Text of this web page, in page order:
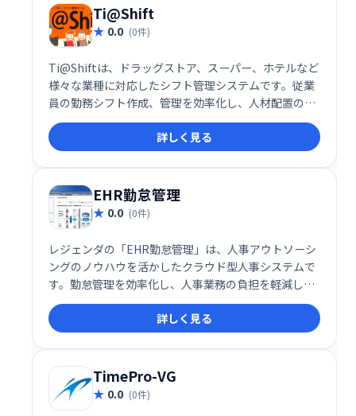
Ti@Shift
0.0 (0件)
Ti@Shiftは、ドラッグストア、スーパー、ホテルなど
様々な業種に対応したシフト管理システムです。従業
員の勤務シフト作成、管理を効率化し、人材配置の最
適化を支援します。多様な業種に対応した柔軟な機能
と使いやすさで、スムーズなシフト管理を実現しま
す。
詳しく見る
EHR勤怠管理
0.0 (0件)
レジェンダの「EHR勤怠管理」は、人事アウトソーシ
ングのノウハウを活かしたクラウド型人事システムで
す。勤怠管理を効率化し、人事業務の負担を軽減しま
す。
詳しく見る
TimePro-VG
0.0 (0件)